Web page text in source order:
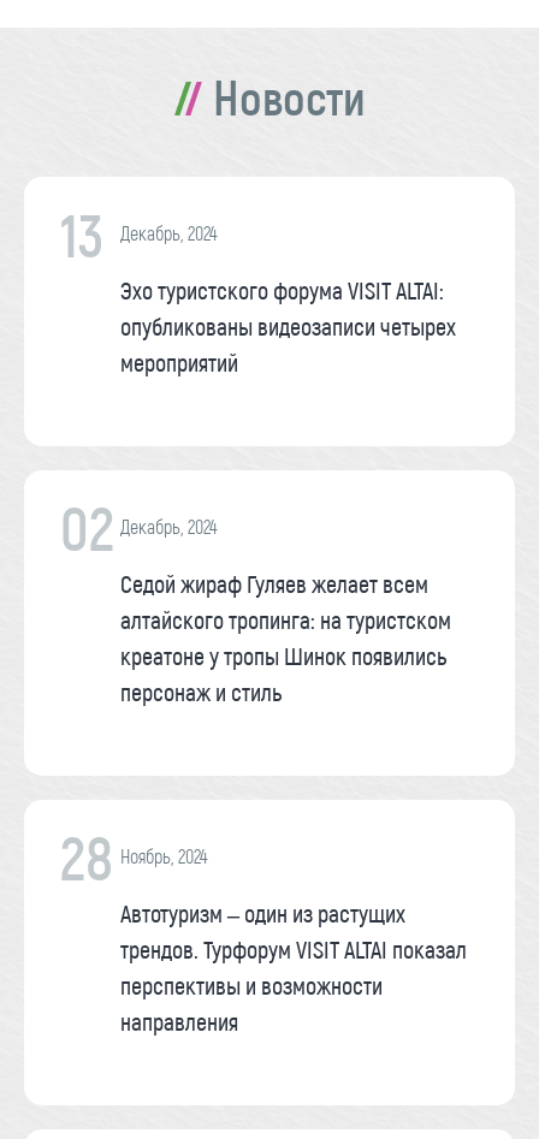
Новости
13 Декабрь, 2024
Эхо туристского форума VISIT ALTAI:
опубликованы видеозаписи четырех
мероприятий
02 Декабрь, 2024
Седой жираф Гуляев желает всем
алтайского тропинга: на туристском
креатоне у тропы Шинок появились
персонаж и стиль
28 Ноябрь, 2024
Автотуризм – один из растущих
трендов. Турфорум VISIT ALTAI показал
перспективы и возможности
направления